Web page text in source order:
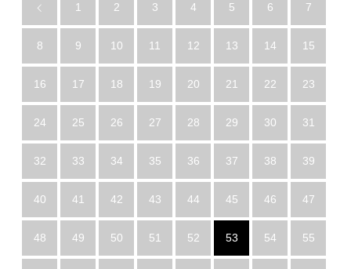
1 2 3 4 5 6 7
8 9 10 11 12 13 14 15
16 17 18 19 20 21 22 23
24 25 26 27 28 29 30 31
32 33 34 35 36 37 38 39
40 41 42 43 44 45 46 47
48 49 50 51 52 53 54 55